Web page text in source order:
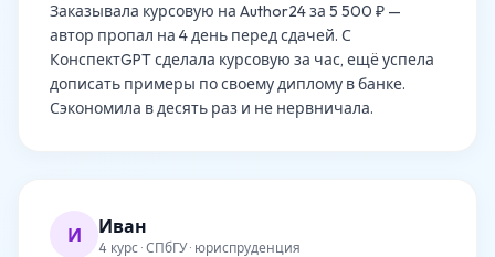
Заказывала курсовую на Author24 за 5 500 ₽ —
автор пропал на 4 день перед сдачей. С
КонспектGPT сделала курсовую за час, ещё успела
дописать примеры по своему диплому в банке.
Сэкономила в десять раз и не нервничала.
И Иван
4 курс · СПбГУ · юриспруденция